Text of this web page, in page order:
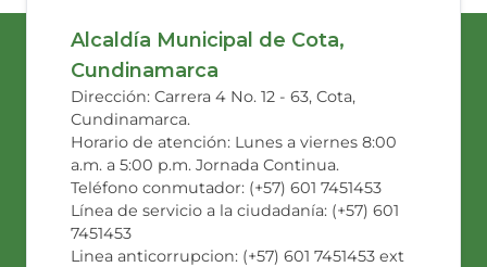
Alcaldía Municipal de Cota,
Cundinamarca
Dirección: Carrera 4 No. 12 - 63, Cota,
Cundinamarca.
Horario de atención: Lunes a viernes 8:00
a.m. a 5:00 p.m. Jornada Continua.
Teléfono conmutador: (+57) 601 7451453
Línea de servicio a la ciudadanía: (+57) 601
7451453
Linea anticorrupcion: (+57) 601 7451453 ext